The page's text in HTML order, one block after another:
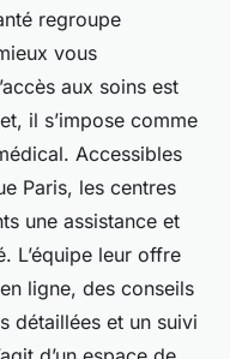
regroupe
vous
aux soins est
il s’impose comme
Accessibles
Paris, les centres
une assistance et
L’équipe leur offre
ligne, des conseils
détaillées et un suivi